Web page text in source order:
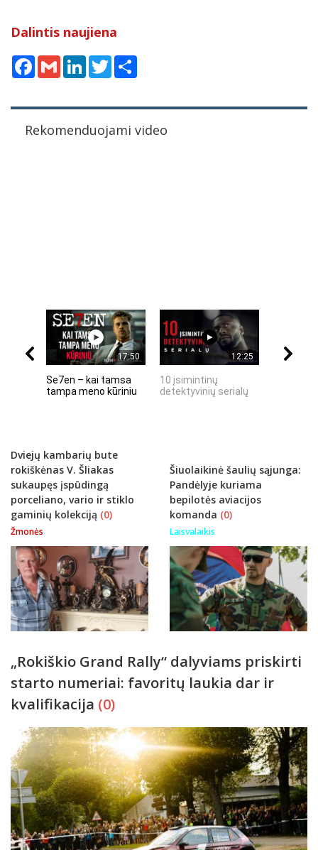
Dalintis naujiena
Facebook
Gmail LinkedInTwitter
Rekomenduojami video
17:50
Se7en – kai tamsa
tampa meno kūriniu
12:25
10 įsimintinų
detektyvinių serialų
Dviejų kambarių bute
rokiškėnas V. Šliakas
sukaupęs įspūdingą
porceliano, vario ir stiklo
gaminių kolekciją (0)
Žmonės
Šiuolaikinė šaulių sąjunga:
Pandėlyje kuriama
bepilotės aviacijos
komanda (0)
Laisvalaikis
„Rokiškio Grand Rally“ dalyviams priskirti
starto numeriai: favoritų laukia dar ir
kvalifikacija (0)